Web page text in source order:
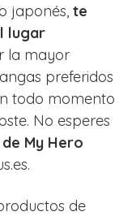
japonés, te
lugar
la mayor
preferidos
todo momento
No esperes
My Hero
de